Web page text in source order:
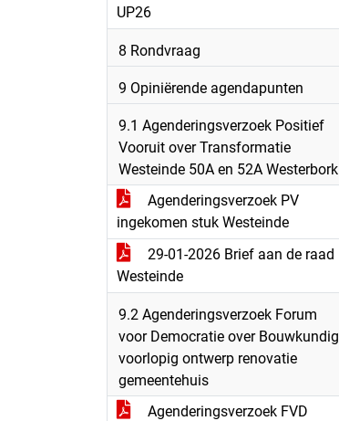
UP26
8 Rondvraag
9 Opiniërende agendapunten
9.1 Agenderingsverzoek Positief
Vooruit over Transformatie
Westeinde 50A en 52A Westerbork
Agenderingsverzoek PV
ingekomen stuk Westeinde
29-01-2026 Brief aan de raad
Westeinde
9.2 Agenderingsverzoek Forum
voor Democratie over Bouwkundig
voorlopig ontwerp renovatie
gemeentehuis
Agenderingsverzoek FVD